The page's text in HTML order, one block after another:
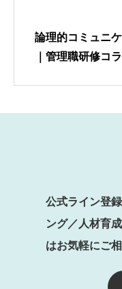
論理的コミュニ
｜管理職研修コ
公式ライン登
ング／人材育
はお気軽にご